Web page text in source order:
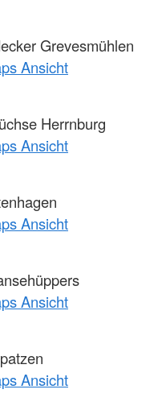
Grevesmühlen
Ansicht
Herrnburg
Ansicht
Ansicht
Ansicht
Ansicht